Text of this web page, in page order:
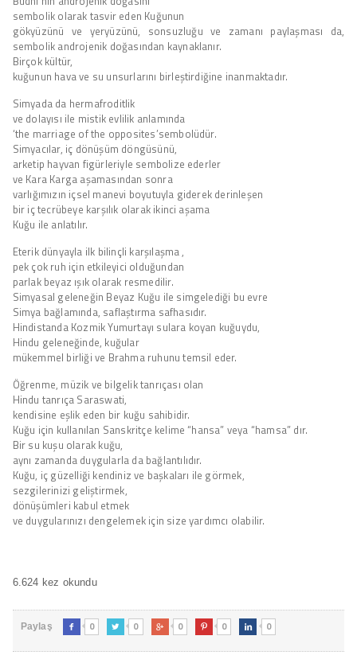
sembolik olarak tasvir eden Kuğunun
gökyüzünü ve yeryüzünü, sonsuzluğu ve zamanı paylaşması da,
sembolik androjenik doğasından kaynaklanır.
Birçok kültür,
kuğunun hava ve su unsurlarını birleştirdiğine inanmaktadır.
Simyada da hermafroditlik
ve dolayısı ile mistik evlilik anlamında
‘the marriage of the opposites’sembolüdür.
Simyacılar, iç dönüşüm döngüsünü,
arketip hayvan figürleriyle sembolize ederler
ve Kara Karga aşamasından sonra
varlığımızın içsel manevi boyutuyla giderek derinleşen
bir iç tecrübeye karşılık olarak ikinci aşama
Kuğu ile anlatılır.
Eterik dünyayla ilk bilinçli karşılaşma ,
pek çok ruh için etkileyici olduğundan
parlak beyaz ışık olarak resmedilir.
Simyasal geleneğin Beyaz Kuğu ile simgelediği bu evre
Simya bağlamında, saflaştırma safhasıdır.
Hindistanda Kozmik Yumurtayı sulara koyan kuğuydu,
Hindu geleneğinde, kuğular
mükemmel birliği ve Brahma ruhunu temsil eder.
Öğrenme, müzik ve bilgelik tanrıçası olan
Hindu tanrıça Saraswati,
kendisine eşlik eden bir kuğu sahibidir.
Kuğu için kullanılan Sanskritçe kelime “hansa” veya “hamsa” dır.
Bir su kuşu olarak kuğu,
aynı zamanda duygularla da bağlantılıdır.
Kuğu, iç güzelliği kendiniz ve başkaları ile görmek,
sezgilerinizi geliştirmek,
dönüşümleri kabul etmek
ve duygularınızı dengelemek için size yardımcı olabilir.
6.624 kez okundu
Paylaş  0  0  0  0  0